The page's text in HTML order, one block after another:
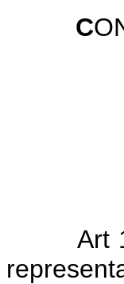
C
Art